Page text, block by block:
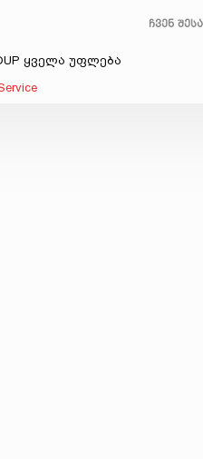
ჩვენ
ყველა უფლება